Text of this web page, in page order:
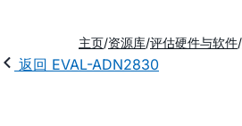
主页 资源库 评估硬件与软件
返回 EVAL-ADN2830